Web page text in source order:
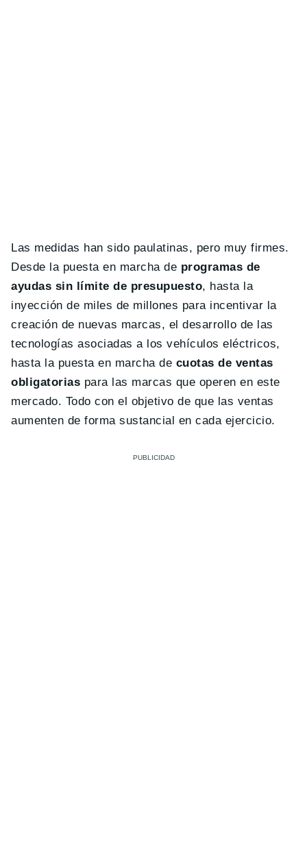
Las medidas han sido paulatinas, pero muy firmes.
Desde la puesta en marcha de programas de
ayudas sin límite de presupuesto, hasta la
inyección de miles de millones para incentivar la
creación de nuevas marcas, el desarrollo de las
tecnologías asociadas a los vehículos eléctricos,
hasta la puesta en marcha de cuotas de ventas
obligatorias para las marcas que operen en este
mercado. Todo con el objetivo de que las ventas
aumenten de forma sustancial en cada ejercicio.